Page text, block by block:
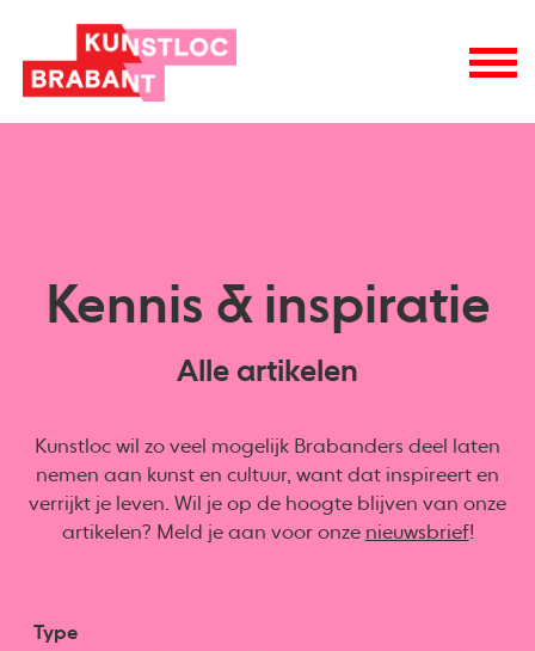
Kennis & inspiratie
Alle artikelen
Kunstloc wil zo veel mogelijk Brabanders deel laten
nemen aan kunst en cultuur, want dat inspireert en
verrijkt je leven. Wil je op de hoogte blijven van onze
artikelen? Meld je aan voor onze nieuwsbrief!
Type